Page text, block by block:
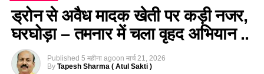
ड्रोन से अवैध मादक खेती पर कड़ी नजर,
घरघोड़ा – तमनार में चला वृहद अभियान ..
Published 5 महीना agoon मार्च 21, 2026
By Tapesh Sharma ( Atul Sakti )